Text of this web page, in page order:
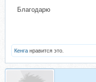
Благодарю
Кенга нравится это.